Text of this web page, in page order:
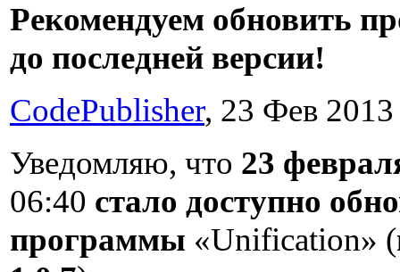
Рекомендуем обновить
до последней версии!
CodePublisher, 23 Фев
Уведомляю, что 23
06:40 стало доступно
программы «Unification» (